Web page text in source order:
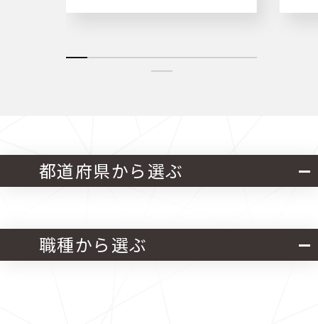
都道府県から選ぶ
北海道・東北 関東
職種から選ぶ